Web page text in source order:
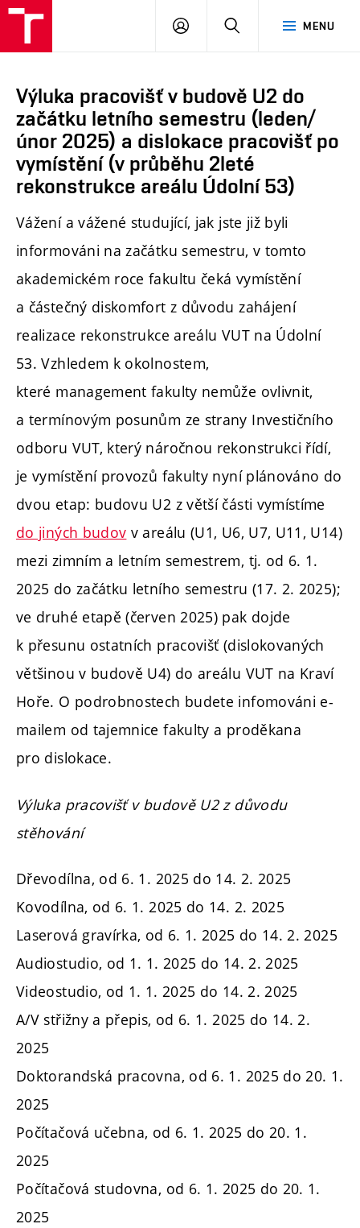
MENU
PŘIHLÁSIT
Výluka pracovišť v budově U2 do
začátku letního semestru (leden/
únor 2025) a dislokace pracovišť po
vymístění (v průběhu 2leté
rekonstrukce areálu Údolní 53)
Vážení a vážené studující, jak jste již byli
informováni na začátku semestru, v tomto
akademickém roce fakultu čeká vymístění
a částečný diskomfort z důvodu zahájení
realizace rekonstrukce areálu VUT na Údolní
53. Vzhledem k okolnostem,
které management fakulty nemůže ovlivnit,
a termínovým posunům ze strany Investičního
odboru VUT, který náročnou rekonstrukci řídí,
je vymístění provozů fakulty nyní plánováno do
dvou etap: budovu U2 z větší části vymístíme
do jiných budov v areálu (U1, U6, U7, U11, U14)
mezi zimním a letním semestrem, tj. od 6. 1.
2025 do začátku letního semestru (17. 2. 2025);
ve druhé etapě (červen 2025) pak dojde
k přesunu ostatních pracovišť (dislokovaných
většinou v budově U4) do areálu VUT na Kraví
Hoře. O podrobnostech budete infomováni e-
mailem od tajemnice fakulty a proděkana
pro dislokace.
Výluka pracovišť v budově U2 z důvodu
stěhování
Dřevodílna, od 6. 1. 2025 do 14. 2. 2025
Kovodílna, od 6. 1. 2025 do 14. 2. 2025
Laserová gravírka, od 6. 1. 2025 do 14. 2. 2025
Audiostudio, od 1. 1. 2025 do 14. 2. 2025
Videostudio, od 1. 1. 2025 do 14. 2. 2025
A/V střižny a přepis, od 6. 1. 2025 do 14. 2.
2025
Doktorandská pracovna, od 6. 1. 2025 do 20. 1.
2025
Počítačová učebna, od 6. 1. 2025 do 20. 1.
2025
Počítačová studovna, od 6. 1. 2025 do 20. 1.
2025